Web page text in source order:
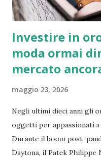
popo...
Investire in
moda ormai
mercato
maggio 23, 2026
Negli ultimi dieci anni gli
oggetti per appassionati
Durante il boom post-
Daytona, il Patek Philippe